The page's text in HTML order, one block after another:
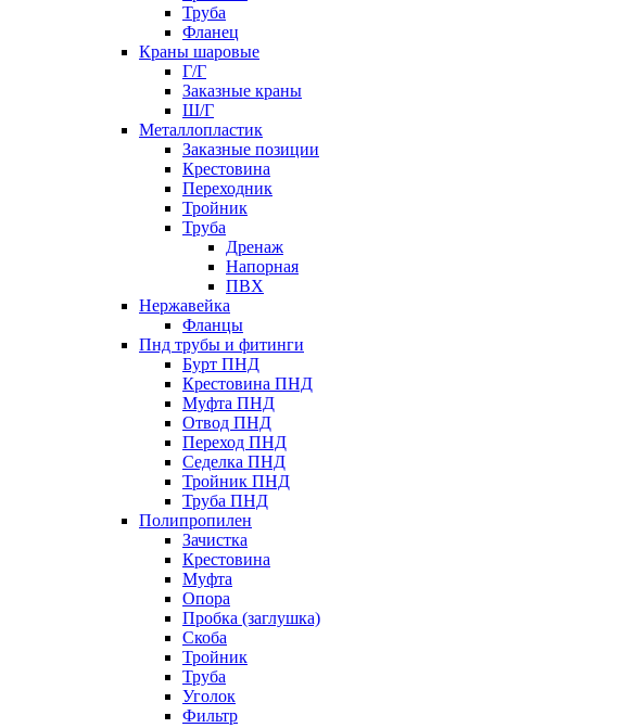
Труба
Фланец
Краны шаровые
Г/Г
Заказные краны
Ш/Г
Металлопластик
Заказные позиции
Крестовина
Переходник
Тройник
Труба
Дренаж
Напорная
ПВХ
Нержавейка
Фланцы
Пнд трубы и фитинги
Бурт ПНД
Крестовина ПНД
Муфта ПНД
Отвод ПНД
Переход ПНД
Седелка ПНД
Тройник ПНД
Труба ПНД
Полипропилен
Зачистка
Крестовина
Муфта
Опора
Пробка (заглушка)
Скоба
Тройник
Труба
Уголок
Фильтр